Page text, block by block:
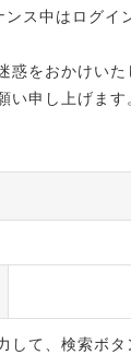
ス中はログイ
惑をおかけい
い申し上げます
して、検索ボ